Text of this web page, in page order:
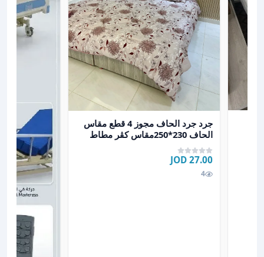
عرض تفاصيل جرد جرد الحاف مجوز 4 قطع مقاس الحاف 230*250مقاس كڤر مطاط 200*200+30وجهين مخدات س
جرد جرد الحاف مجوز 4 قطع مقاس
الحاف 230*250مقاس كڤر مطاط
200*200+30وجهين مخدات س
27.00 JOD
4